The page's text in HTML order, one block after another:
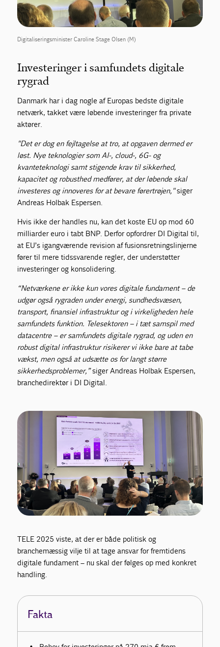
Digitaliseringsminister Caroline Stage Olsen (M)
Investeringer i samfundets digitale
rygrad
Danmark har i dag nogle af Europas bedste digitale
netværk, takket være løbende investeringer fra private
aktører.
"Det er dog en fejltagelse at tro, at opgaven dermed er
løst. Nye teknologier som AI-, cloud-, 6G- og
kvanteteknologi samt stigende krav til sikkerhed,
kapacitet og robusthed medfører, at der løbende skal
investeres og innoveres for at bevare førertrøjen,"siger
Andreas Holbak Espersen.
Hvis ikke der handles nu, kan det koste EU op mod 60
milliarder euro i tabt BNP. Derfor opfordrer DI Digital til,
at EU’s igangværende revision af fusionsretningslinjerne
fører til mere tidssvarende regler, der understøtter
investeringer og konsolidering.
“Netværkene er ikke kun vores digitale fundament – de
udgør også rygraden under energi, sundhedsvæsen,
transport, finansiel infrastruktur og i virkeligheden hele
samfundets funktion. Telesektoren – i tæt samspil med
datacentre – er samfundets digitale rygrad, og uden en
robust digital infrastruktur risikerer vi ikke bare at tabe
vækst, men også at udsætte os for langt større
sikkerhedsproblemer,”siger Andreas Holbak Espersen,
branchedirektør i DI Digital.
TELE 2025 viste, at der er både politisk og
branchemæssig vilje til at tage ansvar for fremtidens
digitale fundament – nu skal der følges op med konkret
handling.
Fakta